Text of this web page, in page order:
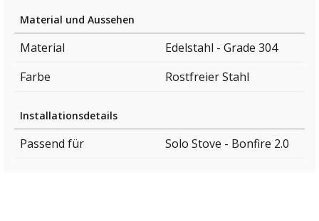
Material und Aussehen
Material
Edelstahl - Grade 304
Farbe
Rostfreier Stahl
Installationsdetails
Passend für Solo Stove - Bonfire 2.0